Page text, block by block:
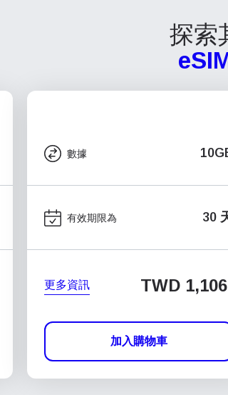
探索
數據
有效期限為 30
更多資訊 TWD 1,106
加入購物車